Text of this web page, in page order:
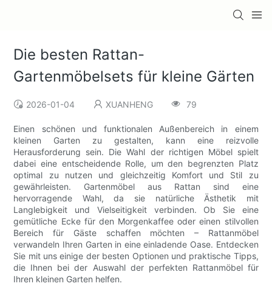
Die besten Rattan-
Gartenmöbelsets für kleine Gärten
2026-01-04 XUANHENG 79
Einen schönen und funktionalen Außenbereich in einem
kleinen Garten zu gestalten, kann eine reizvolle
Herausforderung sein. Die Wahl der richtigen Möbel spielt
dabei eine entscheidende Rolle, um den begrenzten Platz
optimal zu nutzen und gleichzeitig Komfort und Stil zu
gewährleisten. Gartenmöbel aus Rattan sind eine
hervorragende Wahl, da sie natürliche Ästhetik mit
Langlebigkeit und Vielseitigkeit verbinden. Ob Sie eine
gemütliche Ecke für den Morgenkaffee oder einen stilvollen
Bereich für Gäste schaffen möchten – Rattanmöbel
verwandeln Ihren Garten in eine einladende Oase. Entdecken
Sie mit uns einige der besten Optionen und praktische Tipps,
die Ihnen bei der Auswahl der perfekten Rattanmöbel für
Ihren kleinen Garten helfen.